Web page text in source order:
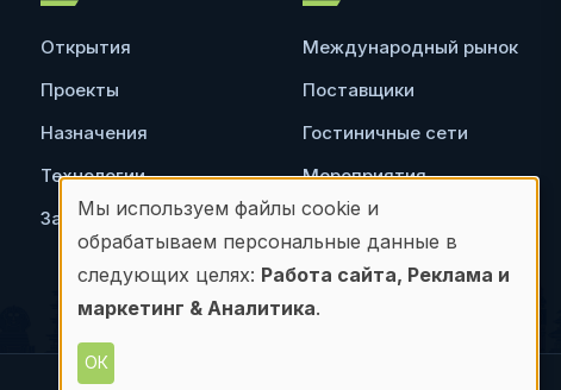
Открытия
Проекты
Назначения
Технологии
Законодательство
Международный рынок
Поставщики
Гостиничные сети
Мероприятия
Ресторан
Использование
персональных
данных
и
Мы используем файлы cookie и
обрабатываем персональные данные в
следующих целях: Работа сайта, Реклама и
маркетинг & Аналитика.
ОК